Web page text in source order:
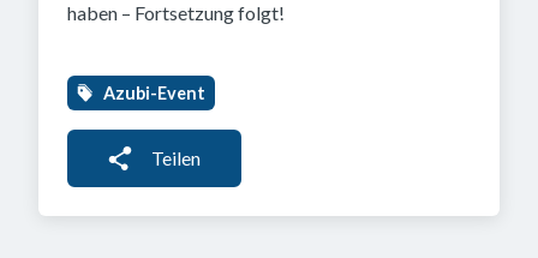
haben – Fortsetzung folgt!
Azubi-Event
Teilen